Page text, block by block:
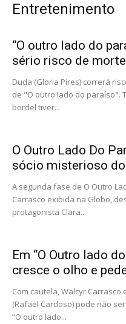
Entretenimento
“O outro lado do
sério risco de
Duda (Gloria Pires) correrá
de "O outro lado do paraíso".
bordel tiver...
O Outro Lado Do
sócio misterioso do
A segunda fase de O Outro
Carrasco exibida na Globo,
protagonista Clara...
Em “O Outro lado
cresce o olho e
Com cautela, Walcyr
(Rafael Cardoso) pode não
“O outro lado...